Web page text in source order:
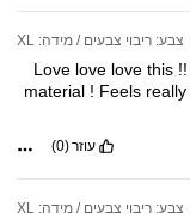
צבע: ריבוי צבעים / מידה: XL
Love love lovethis !!
material ! Feels really
עוזר(0)
צבע: ריבוי צבעים / מידה: XL